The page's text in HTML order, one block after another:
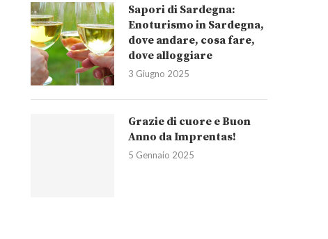
Sapori di Sardegna:
Enoturismo in Sardegna,
dove andare, cosa fare,
dove alloggiare
3 Giugno 2025
Grazie di cuore e Buon
Anno da Imprentas!
5 Gennaio 2025